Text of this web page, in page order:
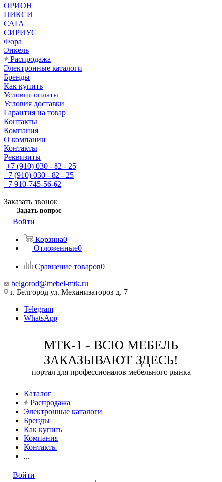
ОРИОН
ПИКСИ
САГА
СИРИУС
Фора
Энкель
Распродажа
Электронные каталоги
Бренды
Как купить
Условия оплаты
Условия доставки
Гарантия на товар
Контакты
Компания
О компании
Контакты
Реквизиты
+7 (910) 030 - 82 - 25
+7 (910) 030 - 82 - 25
+7 910-745-56-62
Заказать звонок
Задать вопрос
Войти
Корзина0
Отложенные0
Сравнение товаров0
belgorod@mebel-mtk.ru
г. Белгород ул. Механизаторов д. 7
Telegram
WhatsApp
МТК-1 - ВСЮ МЕБЕЛЬ
ЗАКАЗЫВАЮТ ЗДЕСЬ!
портал для профессионалов мебельного рынка
Каталог
Распродажа
Электронные каталоги
Бренды
Как купить
Компания
Контакты
...
Войти